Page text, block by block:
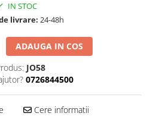
IN STOC
livrare: 24-48h
ADAUGA IN COS
JO58
0726844500
Cere informatii